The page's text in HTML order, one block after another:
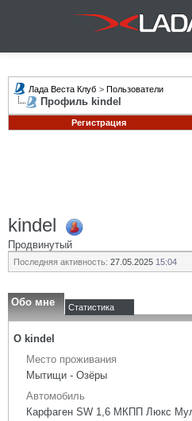
Лада Веста Клуб > Пользователи
Профиль kindel
Регистрация
kindel
Продвинутый
Последняя активность: 27.05.2025 15:04
Обо мне Статистика
О kindel
Место проживания
Мытищи - Озёры
Автомобиль
Карфаген SW 1,6 МКПП Люкс